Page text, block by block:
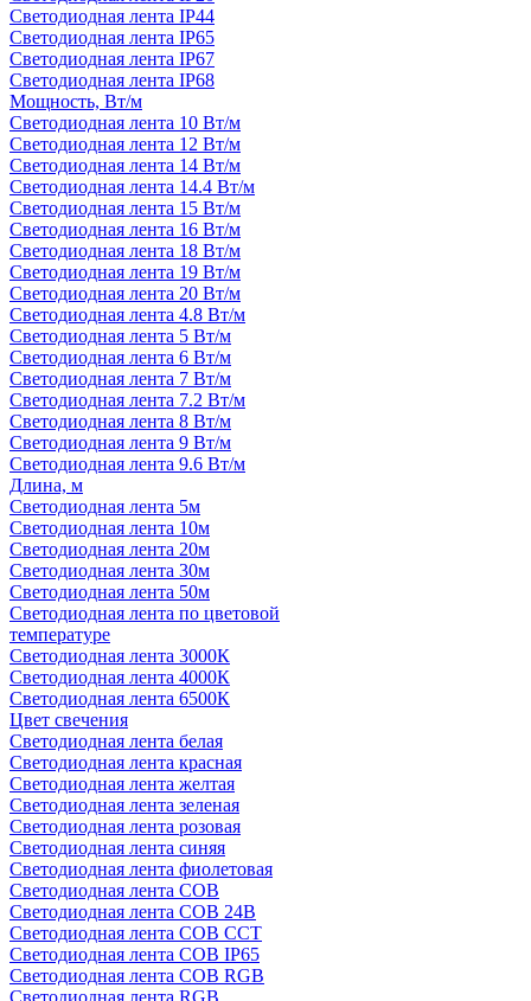
Светодиодная лента IP44
Светодиодная лента IP65
Светодиодная лента IP67
Светодиодная лента IP68
Мощность, Вт/м
Светодиодная лента 10 Вт/м
Светодиодная лента 12 Вт/м
Светодиодная лента 14 Вт/м
Светодиодная лента 14.4 Вт/м
Светодиодная лента 15 Вт/м
Светодиодная лента 16 Вт/м
Светодиодная лента 18 Вт/м
Светодиодная лента 19 Вт/м
Светодиодная лента 20 Вт/м
Светодиодная лента 4.8 Вт/м
Светодиодная лента 5 Вт/м
Светодиодная лента 6 Вт/м
Светодиодная лента 7 Вт/м
Светодиодная лента 7.2 Вт/м
Светодиодная лента 8 Вт/м
Светодиодная лента 9 Вт/м
Светодиодная лента 9.6 Вт/м
Длина, м
Светодиодная лента 5м
Светодиодная лента 10м
Светодиодная лента 20м
Светодиодная лента 30м
Светодиодная лента 50м
Светодиодная лента по цветовой
температуре
Светодиодная лента 3000К
Светодиодная лента 4000К
Светодиодная лента 6500К
Цвет свечения
Светодиодная лента белая
Светодиодная лента красная
Светодиодная лента желтая
Светодиодная лента зеленая
Светодиодная лента розовая
Светодиодная лента синяя
Светодиодная лента фиолетовая
Светодиодная лента COB
Светодиодная лента COB 24В
Светодиодная лента COB CCT
Светодиодная лента COB IP65
Светодиодная лента COB RGB
Светодиодная лента RGB